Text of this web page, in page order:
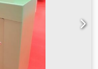
y el uso diario. Codpfx